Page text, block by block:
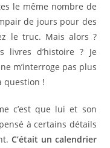
le même nombre de
de jours pour des
le truc. Mais alors ?
livres d’histoire ? Je
m’interroge pas plus
question !
c’est que lui et son
à certains détails
C’était un calendrier